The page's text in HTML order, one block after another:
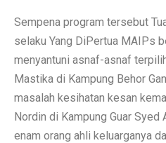
Sempena program tersebut
selaku Yang DiPertua MAIPs
menyantuni asnaf-asnaf
Mastika di Kampung Behor
masalah kesihatan kesan
Nordin di Kampung Guar
enam orang ahli keluarganya